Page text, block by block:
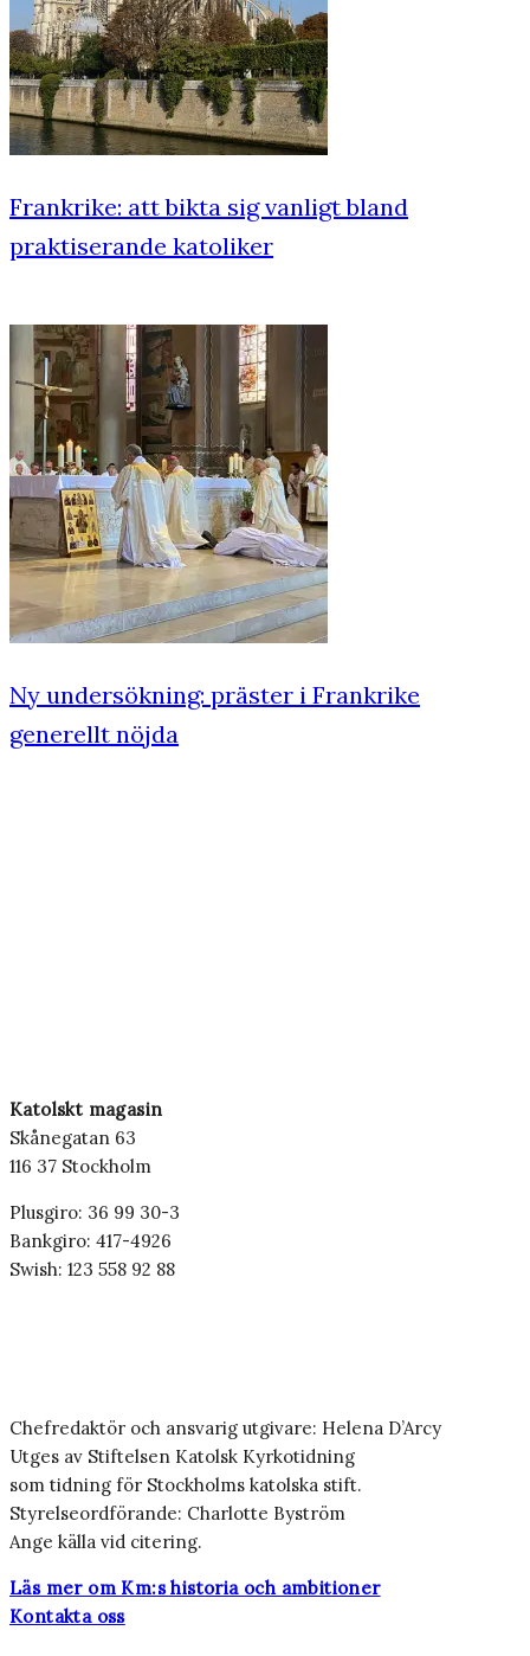
Frankrike: att bikta sig vanligt bland
praktiserande katoliker
Ny undersökning: präster i Frankrike
generellt nöjda
Katolskt magasin
Skånegatan 63
116 37 Stockholm
Plusgiro: 36 99 30-3
Bankgiro: 417-4926
Swish: 123 558 92 88
Chefredaktör och ansvarig utgivare: Helena D’Arcy
Utges av Stiftelsen Katolsk Kyrkotidning
som tidning för Stockholms katolska stift.
Styrelseordförande: Charlotte Byström
Ange källa vid citering.
Läs mer om Km:s historia och ambitioner
Kontakta oss